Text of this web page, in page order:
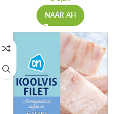
NAAR AH